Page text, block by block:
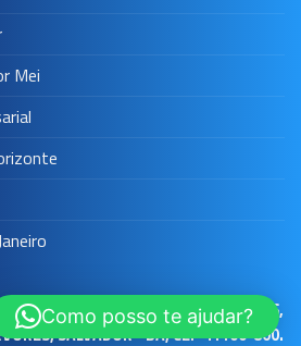
Mei
PRIME WORK - AV. TANCREDO NEVES,
SALVADOR - BA, CEP 41100-800.
Como posso te ajudar?